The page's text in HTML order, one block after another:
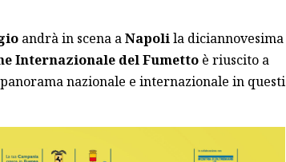
andrà in scena aNapolila diciannovesima
Internazionale del Fumettoè riuscito a
nazionale e internazionale in questi